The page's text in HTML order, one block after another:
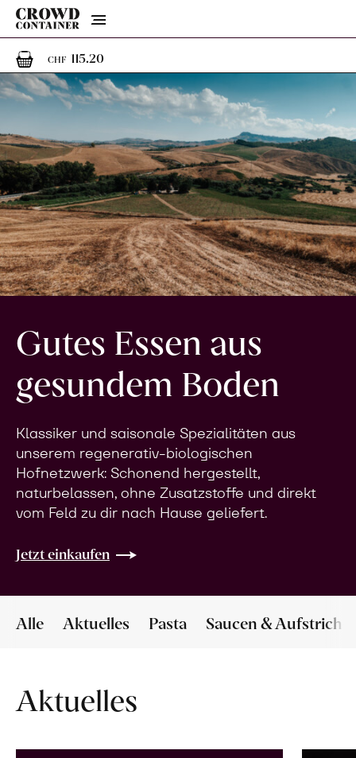
Menu
CHF 115.201 Artikel im Warenkorb
Gutes Essen aus
gesundem Boden
Klassiker und saisonale Spezialitäten aus
unserem regenerativ-biologischen
Hofnetzwerk: Schonend hergestellt,
naturbelassen, ohne Zusatzstoffe und direkt
vom Feld zu dir nach Hause geliefert.
Jetzt einkaufen
Alle Aktuelles Pasta Saucen & Aufstriche
Aktuelles